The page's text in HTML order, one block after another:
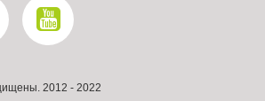
2012 - 2022